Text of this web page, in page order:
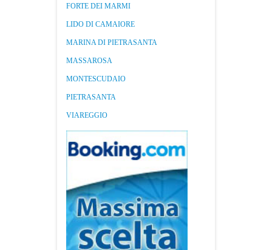
FORTE DEI MARMI
LIDO DI CAMAIORE
MARINA DI PIETRASANTA
MASSAROSA
MONTESCUDAIO
PIETRASANTA
VIAREGGIO